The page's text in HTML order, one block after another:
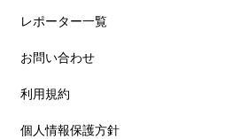
レポーター一覧
お問い合わせ
利用規約
個人情報保護方針